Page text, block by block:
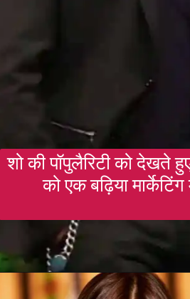
शो की पॉपुलैरिटी को देखते
को एक बढ़िया